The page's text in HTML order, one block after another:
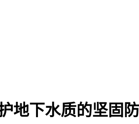
地下水质的坚固